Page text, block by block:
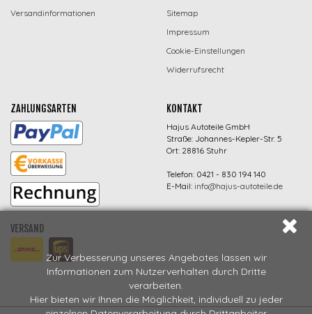
Zur Verbesserung unseres Angebotes lassen wir
Informationen zum Nutzerverhalten durch Dritte
verarbeiten.
Hier bieten wir Ihnen die Möglichkeit, individuell zu jeder
Versandinformationen
Sitemap
Impressum
Cookie-Einstellungen
Widerrufsrecht
ZAHLUNGSARTEN
VERSAND
KONTAKT
Hajus Autoteile GmbH
Straße: Johannes-Kepler-Str. 5
Ort: 28816 Stuhr
Telefon: 0421 - 830 194 140
E-Mail: info@hajus-autoteile.de